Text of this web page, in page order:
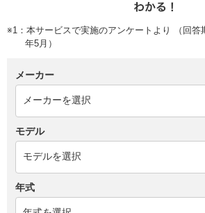
※1：本サービスで実施のアンケートより （回答
年5月）
メーカー
モデル
年式